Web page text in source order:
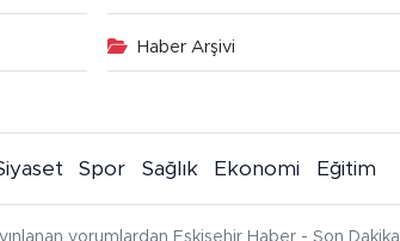
Haber Arşivi
Spor Sağlık Ekonomi Eğitim